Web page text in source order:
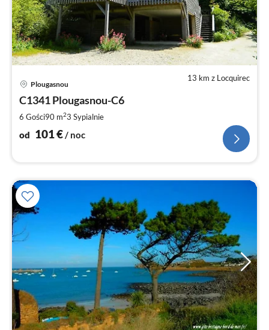
13 km z Locquirec
Plougasnou
C1341 Plougasnou-C6
6 Gości90 m23 Sypialnie
od 101€/ noc